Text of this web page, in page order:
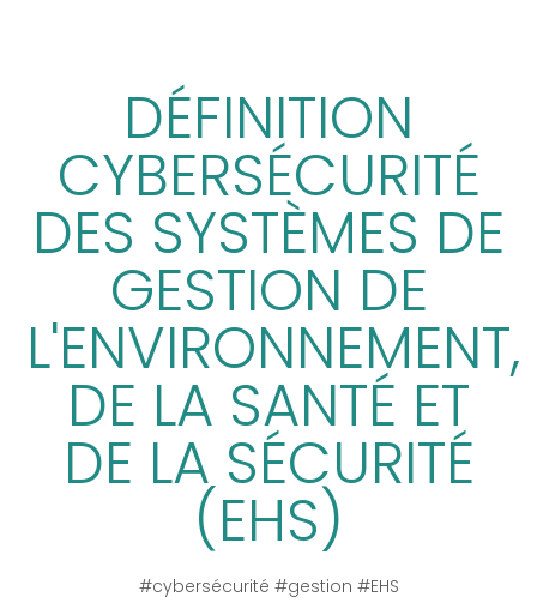
DÉFINITION
CYBERSÉCURITÉ
DES SYSTÈMES DE
GESTION DE
L'ENVIRONNEMENT,
DE LA SANTÉ ET
DE LA SÉCURITÉ
(EHS)
#cybersécurité #gestion #EHS